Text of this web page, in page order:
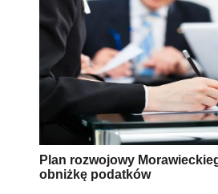
Plan rozwojowy
obniżkę podatków